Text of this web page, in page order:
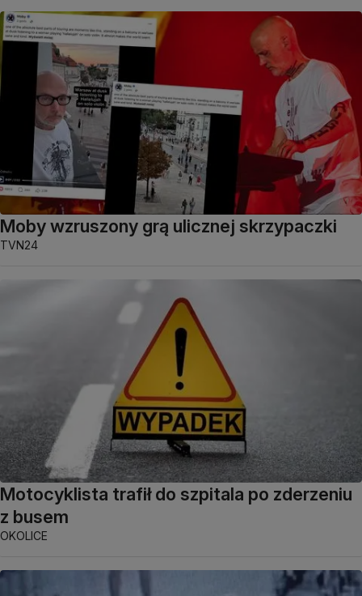
Moby wzruszony grą ulicznej skrzypaczki
TVN24
Motocyklista trafił do szpitala po zderzeniu
z busem
OKOLICE